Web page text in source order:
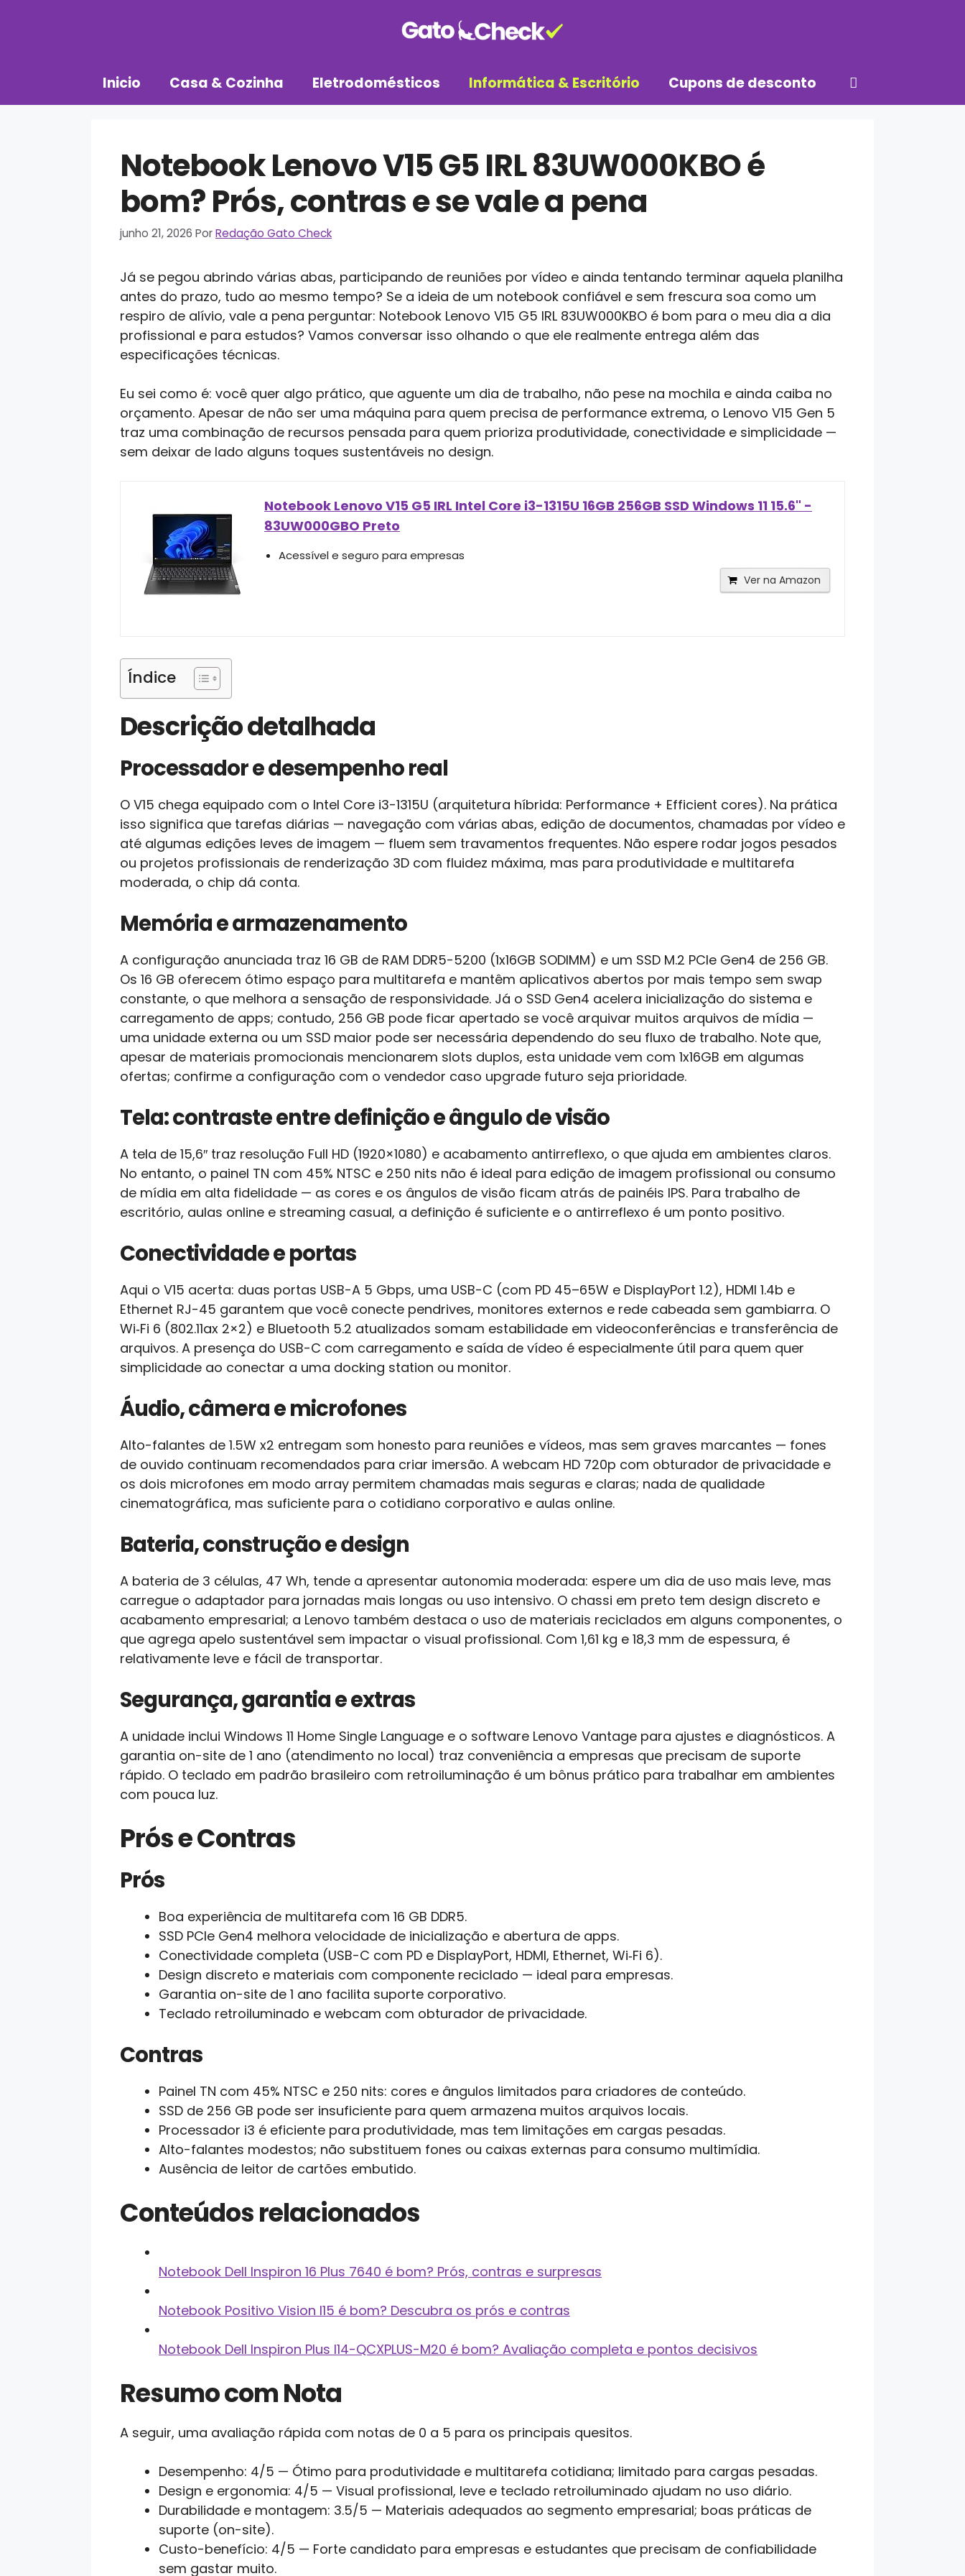
Inicio Casa & Cozinha Eletrodomésticos Informática & Escritório Cupons de desconto
Notebook Lenovo V15 G5 IRL 83UW000KBO é
bom? Prós, contras e se vale a pena
junho 21, 2026 PorRedação Gato Check
Já se pegou abrindo várias abas, participando de reuniões por vídeo e ainda tentando terminar aquela planilha
antes do prazo, tudo ao mesmo tempo? Se a ideia de um notebook confiável e sem frescura soa como um
respiro de alívio, vale a pena perguntar: Notebook Lenovo V15 G5 IRL 83UW000KBO é bom para o meu dia a dia
profissional e para estudos? Vamos conversar isso olhando o que ele realmente entrega além das
especificações técnicas.
Eu sei como é: você quer algo prático, que aguente um dia de trabalho, não pese na mochila e ainda caiba no
orçamento. Apesar de não ser uma máquina para quem precisa de performance extrema, o Lenovo V15 Gen 5
traz uma combinação de recursos pensada para quem prioriza produtividade, conectividade e simplicidade —
sem deixar de lado alguns toques sustentáveis no design.
Notebook Lenovo V15 G5 IRL Intel Core i3-1315U 16GB 256GB SSD Windows 11 15.6" -
83UW000GBO Preto
Acessível e seguro para empresas
Ver na Amazon
Índice
Descrição detalhada
Processador e desempenho real
O V15 chega equipado com o Intel Core i3-1315U (arquitetura híbrida: Performance + Efficient cores). Na prática
isso significa que tarefas diárias — navegação com várias abas, edição de documentos, chamadas por vídeo e
até algumas edições leves de imagem — fluem sem travamentos frequentes. Não espere rodar jogos pesados
ou projetos profissionais de renderização 3D com fluidez máxima, mas para produtividade e multitarefa
moderada, o chip dá conta.
Memória e armazenamento
A configuração anunciada traz 16 GB de RAM DDR5-5200 (1x16GB SODIMM) e um SSD M.2 PCIe Gen4 de 256 GB.
Os 16 GB oferecem ótimo espaço para multitarefa e mantêm aplicativos abertos por mais tempo sem swap
constante, o que melhora a sensação de responsividade. Já o SSD Gen4 acelera inicialização do sistema e
carregamento de apps; contudo, 256 GB pode ficar apertado se você arquivar muitos arquivos de mídia —
uma unidade externa ou um SSD maior pode ser necessária dependendo do seu fluxo de trabalho. Note que,
apesar de materiais promocionais mencionarem slots duplos, esta unidade vem com 1x16GB em algumas
ofertas; confirme a configuração com o vendedor caso upgrade futuro seja prioridade.
Tela: contraste entre definição e ângulo de visão
A tela de 15,6″ traz resolução Full HD (1920×1080) e acabamento antirreflexo, o que ajuda em ambientes claros.
No entanto, o painel TN com 45% NTSC e 250 nits não é ideal para edição de imagem profissional ou consumo
de mídia em alta fidelidade — as cores e os ângulos de visão ficam atrás de painéis IPS. Para trabalho de
escritório, aulas online e streaming casual, a definição é suficiente e o antirreflexo é um ponto positivo.
Conectividade e portas
Aqui o V15 acerta: duas portas USB-A 5 Gbps, uma USB-C (com PD 45–65W e DisplayPort 1.2), HDMI 1.4b e
Ethernet RJ-45 garantem que você conecte pendrives, monitores externos e rede cabeada sem gambiarra. O
Wi‑Fi 6 (802.11ax 2×2) e Bluetooth 5.2 atualizados somam estabilidade em videoconferências e transferência de
arquivos. A presença do USB-C com carregamento e saída de vídeo é especialmente útil para quem quer
simplicidade ao conectar a uma docking station ou monitor.
Áudio, câmera e microfones
Alto-falantes de 1.5W x2 entregam som honesto para reuniões e vídeos, mas sem graves marcantes — fones
de ouvido continuam recomendados para criar imersão. A webcam HD 720p com obturador de privacidade e
os dois microfones em modo array permitem chamadas mais seguras e claras; nada de qualidade
cinematográfica, mas suficiente para o cotidiano corporativo e aulas online.
Bateria, construção e design
A bateria de 3 células, 47 Wh, tende a apresentar autonomia moderada: espere um dia de uso mais leve, mas
carregue o adaptador para jornadas mais longas ou uso intensivo. O chassi em preto tem design discreto e
acabamento empresarial; a Lenovo também destaca o uso de materiais reciclados em alguns componentes, o
que agrega apelo sustentável sem impactar o visual profissional. Com 1,61 kg e 18,3 mm de espessura, é
relativamente leve e fácil de transportar.
Segurança, garantia e extras
A unidade inclui Windows 11 Home Single Language e o software Lenovo Vantage para ajustes e diagnósticos. A
garantia on-site de 1 ano (atendimento no local) traz conveniência a empresas que precisam de suporte
rápido. O teclado em padrão brasileiro com retroiluminação é um bônus prático para trabalhar em ambientes
com pouca luz.
Prós e Contras
Prós
Boa experiência de multitarefa com 16 GB DDR5.
SSD PCIe Gen4 melhora velocidade de inicialização e abertura de apps.
Conectividade completa (USB-C com PD e DisplayPort, HDMI, Ethernet, Wi‑Fi 6).
Design discreto e materiais com componente reciclado — ideal para empresas.
Garantia on-site de 1 ano facilita suporte corporativo.
Teclado retroiluminado e webcam com obturador de privacidade.
Contras
Painel TN com 45% NTSC e 250 nits: cores e ângulos limitados para criadores de conteúdo.
SSD de 256 GB pode ser insuficiente para quem armazena muitos arquivos locais.
Processador i3 é eficiente para produtividade, mas tem limitações em cargas pesadas.
Alto-falantes modestos; não substituem fones ou caixas externas para consumo multimídia.
Ausência de leitor de cartões embutido.
Conteúdos relacionados
Notebook Dell Inspiron 16 Plus 7640 é bom? Prós, contras e surpresas
Notebook Positivo Vision I15 é bom? Descubra os prós e contras
Notebook Dell Inspiron Plus I14-QCXPLUS-M20 é bom? Avaliação completa e pontos decisivos
Resumo com Nota
A seguir, uma avaliação rápida com notas de 0 a 5 para os principais quesitos.
Desempenho: 4/5 — Ótimo para produtividade e multitarefa cotidiana; limitado para cargas pesadas.
Design e ergonomia: 4/5 — Visual profissional, leve e teclado retroiluminado ajudam no uso diário.
Durabilidade e montagem: 3.5/5 — Materiais adequados ao segmento empresarial; boas práticas de
suporte (on-site).
Custo-benefício: 4/5 — Forte candidato para empresas e estudantes que precisam de confiabilidade
sem gastar muito.